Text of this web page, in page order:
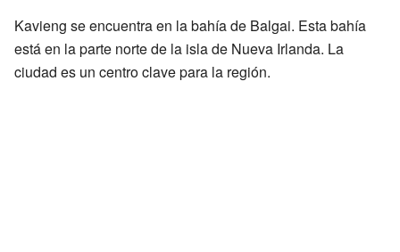
Kavieng se encuentra en la bahía de Balgai. Esta bahía
está en la parte norte de la isla de Nueva Irlanda. La
ciudad es un centro clave para la región.